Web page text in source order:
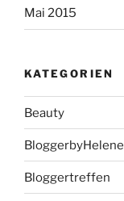
Mai 2015
KATEGORIEN
Beauty
BloggerbyHelene
Bloggertreffen